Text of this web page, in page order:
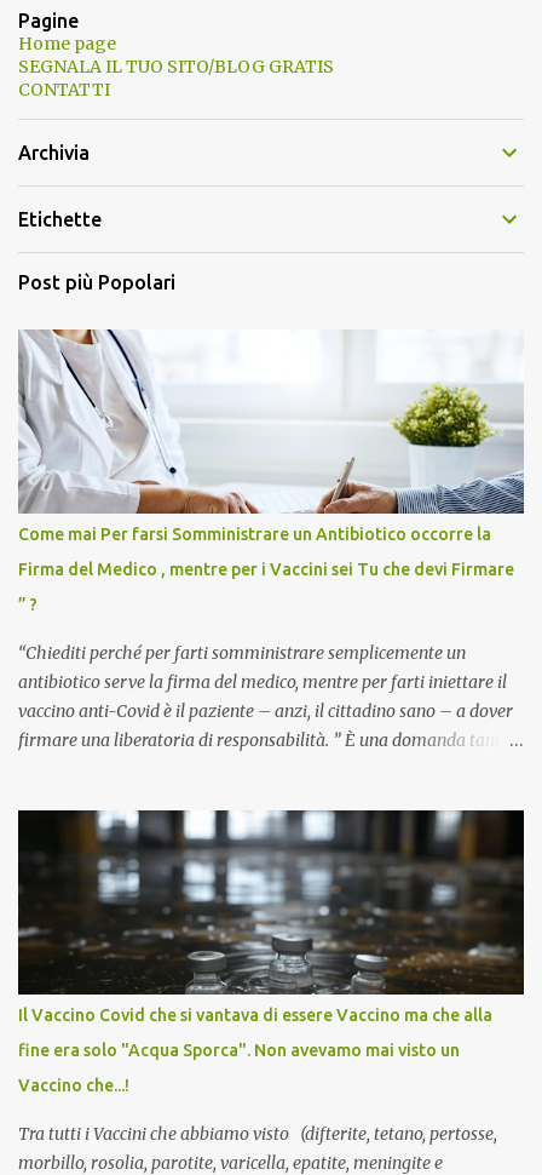
Pagine
Home page
SEGNALA IL TUO SITO/BLOG GRATIS
CONTATTI
Archivia
Etichette
Post più Popolari
Come mai Per farsi Somministrare un Antibiotico occorre la
Firma del Medico , mentre per i Vaccini sei Tu che devi Firmare
” ?
“Chiediti perché per farti somministrare semplicemente un
antibiotico serve la firma del medico, mentre per farti iniettare il
vaccino anti-Covid è il paziente – anzi, il cittadino sano – a dover
firmare una liberatoria di responsabilità. ” È una domanda tanto
pandemia. Un interrogativo che dovrebbe scuotere chiunque abbia
ancora il coraggio di pensare con la propria testa. Per il vaccino
anti-Covid, un pro-farmaco, con autorizzazione condizionata,
sviluppato in tempi record, con tecnologie mai utilizzate prima su
larga scala, ancora oggetto di studio e di discussione
internazionale serve solo una firma. La tua. Lo si somministra
anche a persone sane, giovani, senza fattori di rischio, spesso già
serve una prescrizione. Non c’è diagnosi. Non c’è presa in carico.
L’unico atto richiesto è una fi...
Il Vaccino Covid che si vantava di essere Vaccino ma che alla
fine era solo "Acqua Sporca". Non avevamo mai visto un
Vaccino che...!
Tra tutti i Vaccini che abbiamo visto (difterite, tetano, pertosse,
morbillo, rosolia, parotite, varicella, epatite, meningite e